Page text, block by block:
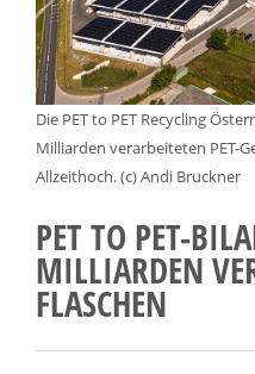
Die PET to PET Recycling
Milliarden verarbeiteten PET-
Allzeithoch. (c) Andi Bruckner
PET TO PET-
MILLIARDEN
FLASCHEN